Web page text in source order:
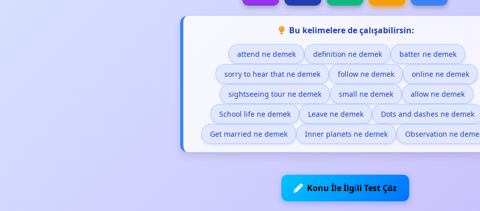
Bu kelimelere de çalışabilirsin:
attend ne demek definition ne demek batter ne demek
sorry to hear that ne demek follow ne demek online ne demek
sightseeing tour ne demek small ne demek allow ne demek
School life ne demek Leave ne demek Dots and dashes ne demek
Get married ne demek Inner planets ne demek Observation ne
Konu İle İlgili Test Çöz